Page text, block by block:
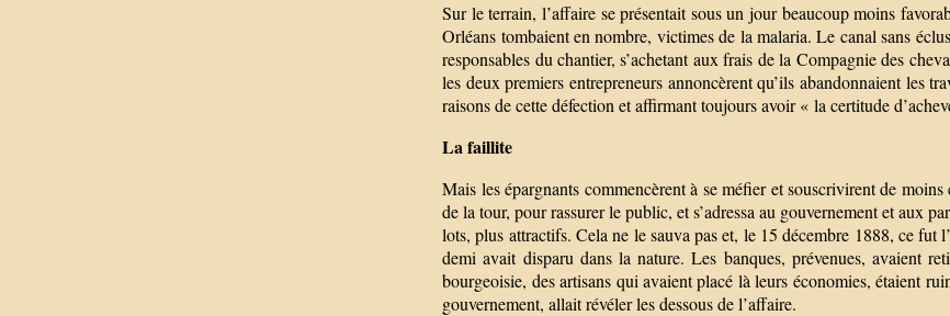
Sur le terrain, l’affaire se présentait sous un jour beaucoup moins
Orléans tombaient en nombre, victimes de la malaria. Le canal sans
responsables du chantier, s’achetant aux frais de la Compagnie des
les deux premiers entrepreneurs annoncèrent qu’ils abandonnaient les
raisons de cette défection et affirmant toujours avoir « la certitude
La faillite
Mais les épargnants commencèrent à se méfier et souscrivirent de
de la tour, pour rassurer le public, et s’adressa au gouvernement et aux
lots, plus attractifs. Cela ne le sauva pas et, le 15 décembre 1888, ce
demi avait disparu dans la nature. Les banques, prévenues, avaient
bourgeoisie, des artisans qui avaient placé là leurs économies, étaient
gouvernement, allait révéler les dessous de l’affaire.